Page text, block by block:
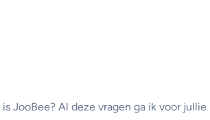
JooBee? Al deze vragen ga ik voor jullie